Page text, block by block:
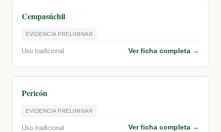
Cempasúchil
EVIDENCIA PRELIMINAR
Uso tradicional Ver ficha completa →
Pericón
EVIDENCIA PRELIMINAR
Uso tradicional Ver ficha completa →